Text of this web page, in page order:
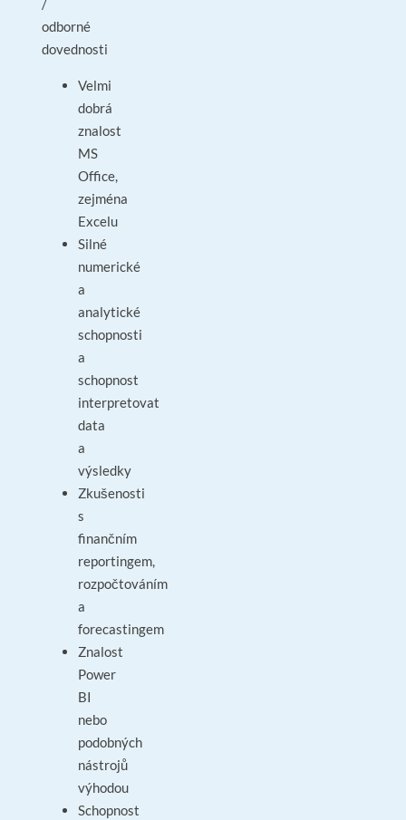
/
odborné
dovednosti
Velmi
dobrá
znalost
MS
Office,
zejména
Excelu
Silné
numerické
a
analytické
schopnosti
a
schopnost
interpretovat
data
a
výsledky
Zkušenosti
s
finančním
reportingem,
rozpočtováním
a
forecastingem
Znalost
Power
BI
nebo
podobných
nástrojů
výhodou
Schopnost